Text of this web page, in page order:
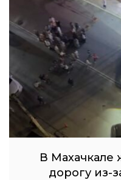
В Махачкале
дорогу из-